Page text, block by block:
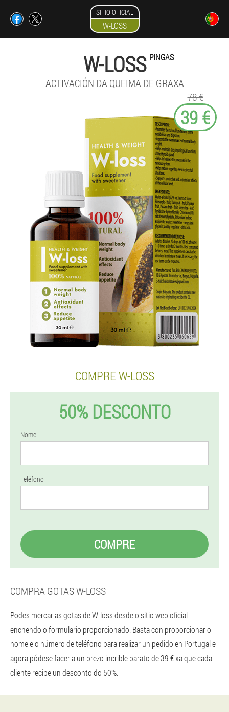
SITIO OFICIAL
W-LOSS
W-LOSS PINGAS
ACTIVACIÓN DA QUEIMA DE GRAXA
78 €
39 €
COMPRE W-LOSS
50% DESCONTO
Nome
Teléfono
COMPRE
COMPRA GOTAS W-LOSS
Podes mercar as gotas de W-loss desde o sitio web oficial
enchendo o formulario proporcionado. Basta con proporcionar o
nome e o número de teléfono para realizar un pedido en Portugal e
agora pódese facer a un prezo incrible barato de 39 € xa que cada
cliente recibe un desconto do 50%.